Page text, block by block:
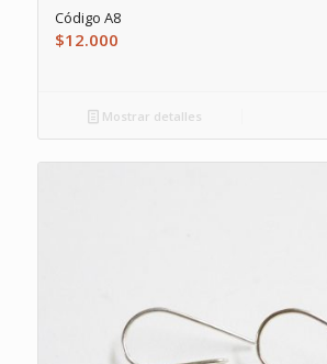
Código A8
$12.000
Mostrar detalles